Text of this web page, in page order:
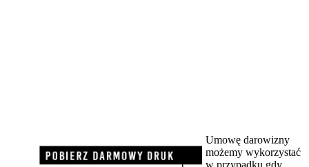
Umowę darowizny
możemy wykorzystać
w przypadku gdy